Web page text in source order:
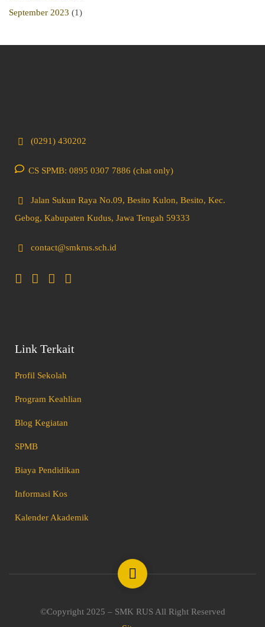
September 2023 (1)
(0291) 430202
CS SPMB: 0895 0307 7886 (chat only)
Jalan Sukun Raya No.09, Besito Kulon, Besito, Kec.
Gebog, Kabupaten Kudus, Jawa Tengah 59333
contact@smkrus.sch.id
Link Terkait
Profil Sekolah
Program Keahlian
Blog Kegiatan
SPMB
Biaya Pendidikan
Informasi Kos
Kalender Akademik
©Copyright 2025 – SMK RUS All Right Reserved